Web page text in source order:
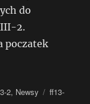
do
2.
poczatek
2, Newsy Tagi
ff13-